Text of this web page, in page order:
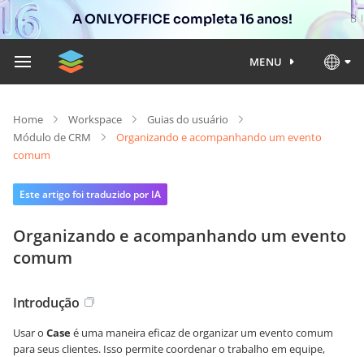
A ONLYOFFICE completa 16 anos!
MENU
Home Workspace
Guias do usuário
Módulo de CRM
Organizando e acompanhando um evento
comum
Este artigo foi traduzido por IA
Organizando e acompanhando um evento
comum
Introdução
Usar o Caseé uma maneira eficaz de organizar um evento comum
para seus clientes. Isso permite coordenar o trabalho em equipe,